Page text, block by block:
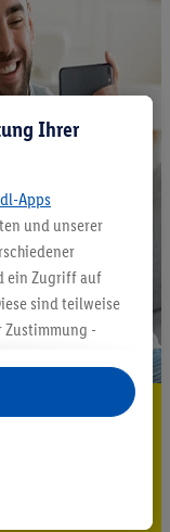
Ihrer
Apps
und unserer
ein Zugriff auf
sind teilweise
-
TCF
werden